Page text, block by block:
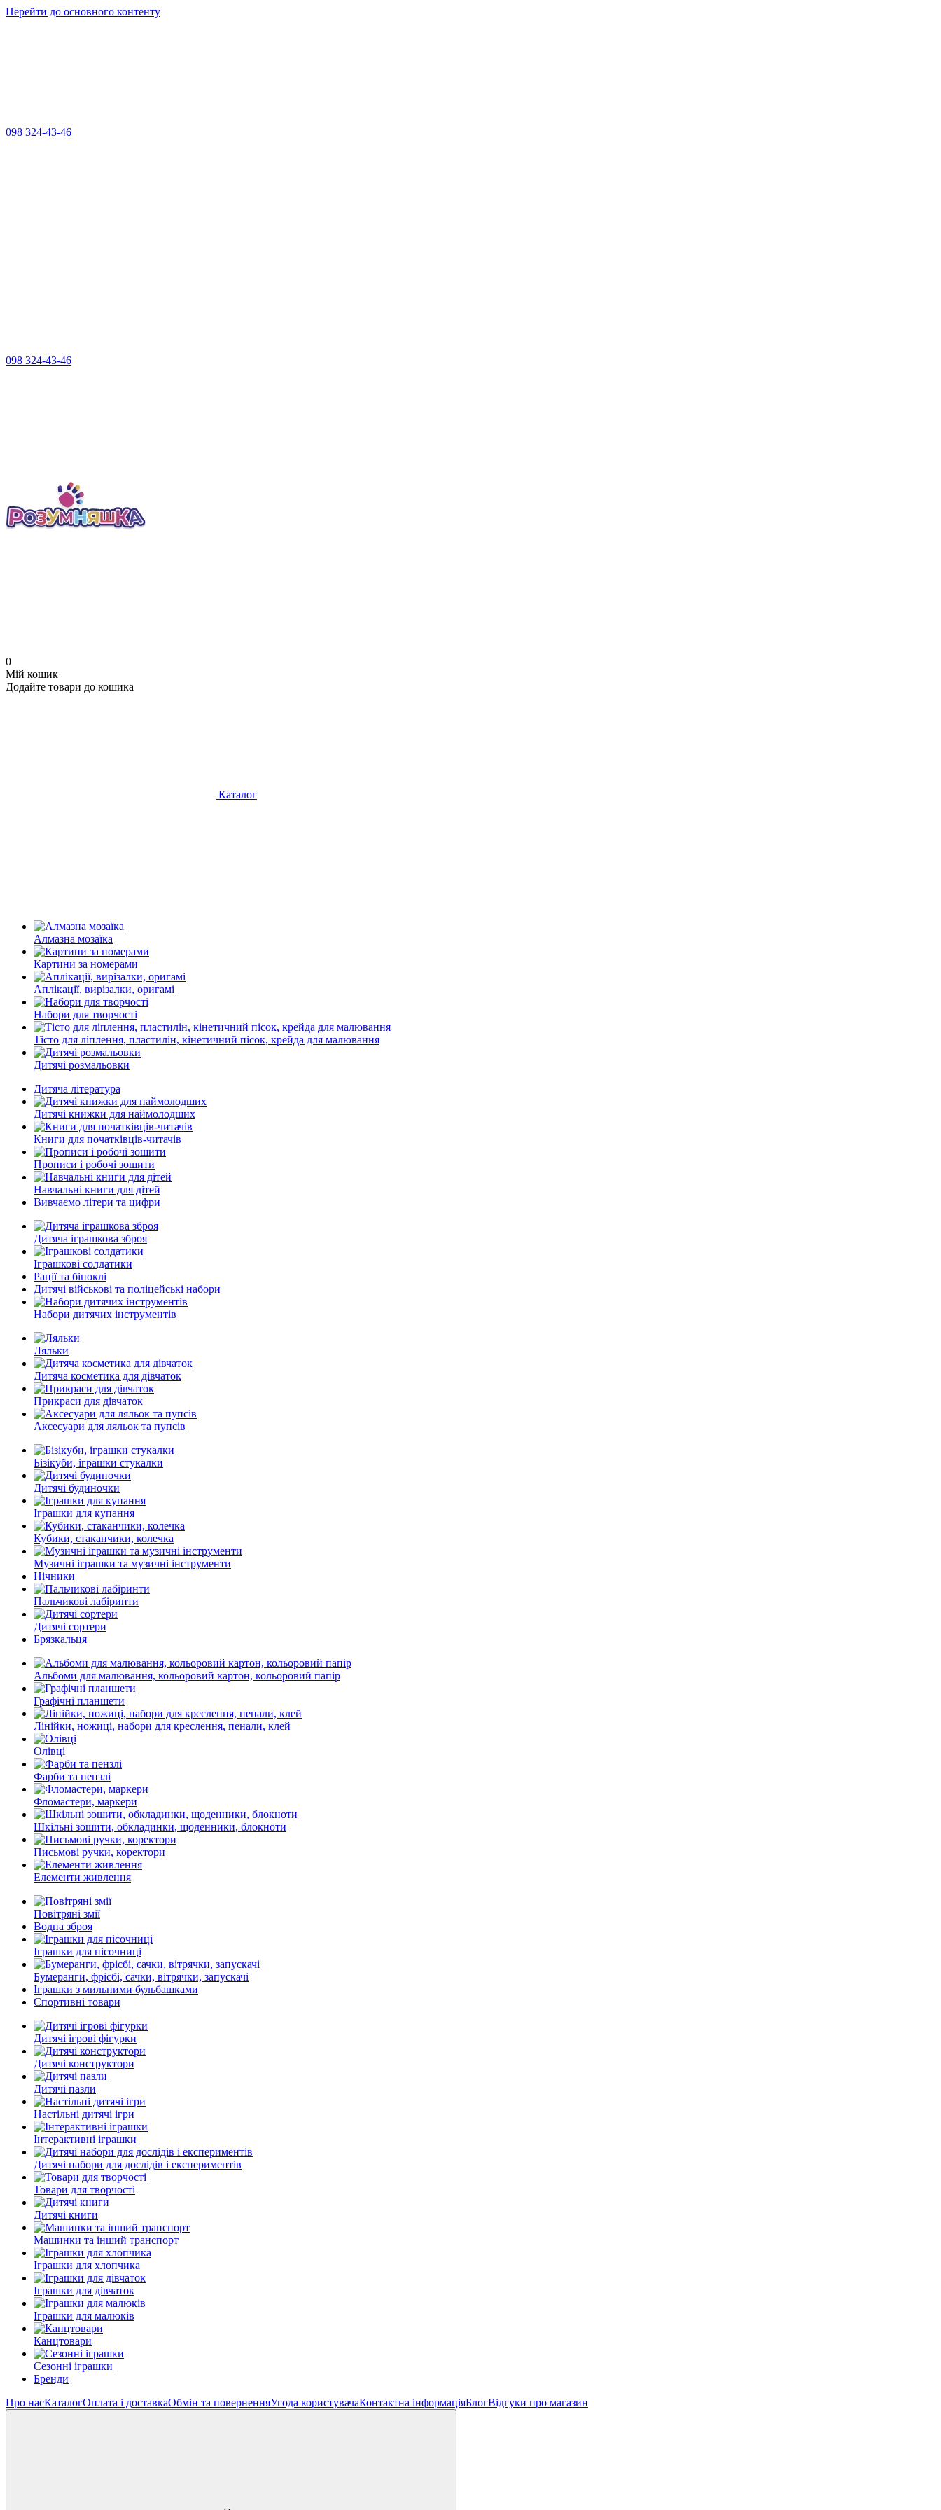
Перейти до основного контенту
098 324-43-46
098 324-43-46
0
Мій кошик
Додайте товари до кошика
Каталог
Алмазна мозаїка
Картини за номерами
Аплікації, вирізалки, оригамі
Набори для творчості
Тісто для ліплення, пластилін, кінетичний пісок, крейда для малювання
Дитячі розмальовки
Дитяча література
Дитячі книжки для наймолодших
Книги для початківців-читачів
Прописи і робочі зошити
Навчальні книги для дітей
Вивчаємо літери та цифри
Дитяча іграшкова зброя
Іграшкові солдатики
Рації та біноклі
Дитячі військові та поліцейські набори
Набори дитячих інструментів
Ляльки
Дитяча косметика для дівчаток
Прикраси для дівчаток
Аксесуари для ляльок та пупсів
Бізікуби, іграшки стукалки
Дитячі будиночки
Іграшки для купання
Кубики, стаканчики, колечка
Музичні іграшки та музичні інструменти
Нічники
Пальчикові лабіринти
Дитячі сортери
Брязкальця
Альбоми для малювання, кольоровий картон, кольоровий папір
Графічні планшети
Лінійки, ножиці, набори для креслення, пенали, клей
Олівці
Фарби та пензлі
Фломастери, маркери
Шкільні зошити, обкладинки, щоденники, блокноти
Письмові ручки, коректори
Елементи живлення
Повітряні змії
Водна зброя
Іграшки для пісочниці
Бумеранги, фрісбі, сачки, вітрячки, запускачі
Іграшки з мильними бульбашками
Спортивні товари
Дитячі ігрові фігурки
Дитячі конструктори
Дитячі пазли
Настільні дитячі ігри
Інтерактивні іграшки
Дитячі набори для дослідів і експериментів
Товари для творчості
Дитячі книги
Машинки та інший транспорт
Іграшки для хлопчика
Іграшки для дівчаток
Іграшки для малюків
Канцтовари
Сезонні іграшки
Бренди
Про насКаталогОплата і доставкаОбмін та поверненняУгода користувачаКонтактна інформаціяБлогВідгуки про магазин